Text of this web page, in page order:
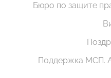
Бюро по защите
Поддержка МСП.